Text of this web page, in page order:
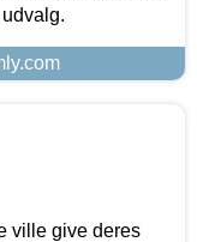
ville give deres